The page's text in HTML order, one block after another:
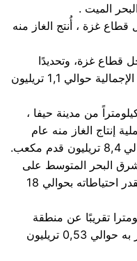
قطاع غزة ، أُنتج الغاز منه
قطاع غزة، وتحديدًا
جنوب شرق حقل نوح ، وتبلغ إنتاجيته الإجمالية حوالي 1,1 تريليون
حقل تمر للغاز : يبعد حوالي 80 كيلومتراً من مدينة حيفا ،
، وبدأت عملية إنتاج الغاز منه عام
شرق البحر المتوسط على
بعد 130 كيلومترا من مدينة حيفا . وتقدر احتياطاته بحوالي 18
داليت : يبعد مسافة 60 كيلومترا تقريبًا عن منطقة
الحضرة ، ويبلغ إجمالي احتياطي الغاز به حوالي 0,53 تريليون